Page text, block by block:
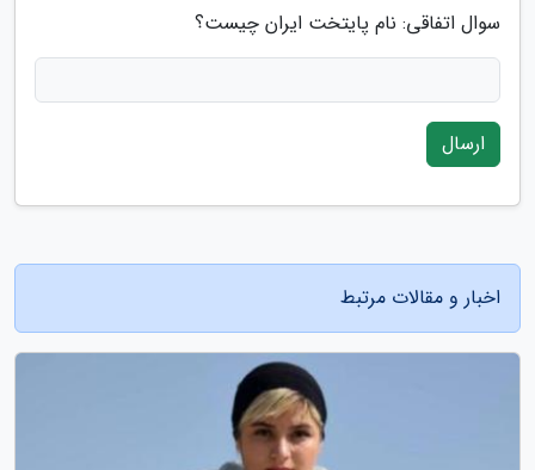
سوال اتفاقی: نام پایتخت ایران چیست؟
ارسال
اخبار و مقالات مرتبط